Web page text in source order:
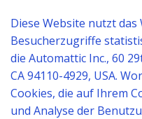
Diese Website nutzt
Besucherzugriffe
die Automattic Inc., 60
CA 94110-4929, USA.
Cookies, die auf Ihrem
und Analyse der